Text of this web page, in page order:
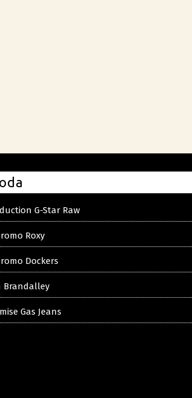
G-Star Raw
Roxy
Dockers
Brandalley
Gas Jeans